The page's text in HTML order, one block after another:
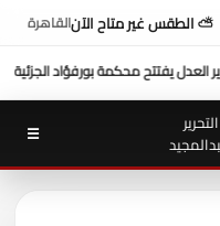
⛅ الطقس غير متاح الآنالقاهرة
محمد أبو الشيخ يكتب : أداء وزارة
☰